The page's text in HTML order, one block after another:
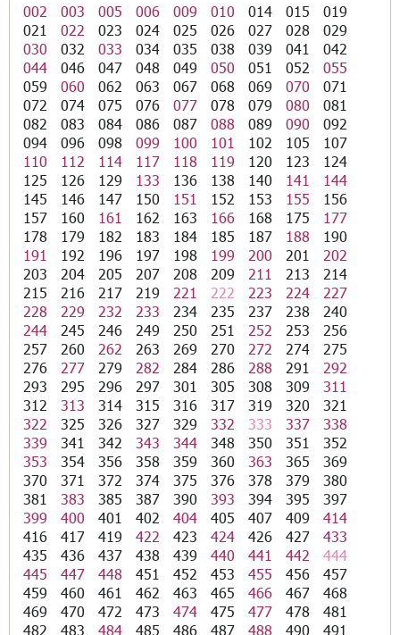
002
003 005 006 009 010 014 015
019
021
022 023 024 025 026 027 028
029
030
032 033 034 035 038 039 041
042
044
046 047 048 049 050 051 052
055
059
060 062 063 067 068 069 070
071
072
074 075 076 077 078 079 080
081
082
083 084 086 087 088 089 090
092
094
096 098 099 100 101 102 105
107
110
112 114 117 118 119 120 123
124
125
126 129 133 136 138 140 141
144
145
146 147 150 151 152 153 155
156
157
160 161 162 163 166 168 175
177
178
179 182 183 184 185 187 188
190
191
192 196 197 198 199 200 201
202
203
204 205 207 208 209 211 213
214
215
216 217 219 221 222 223 224
227
228
229 232 233 234 235 237 238
240
244
245 246 249 250 251 252 253
256
257
260 262 263 269 270 272 274
275
276
277 279 282 284 286 288 291
292
293
295 296 297 301 305 308 309
311
312
313 314 315 316 317 319 320
321
322
325 326 327 329 332 333 337
338
339
341 342 343 344 348 350 351
352
353
354 356 358 359 360 363 365
369
370
371 372 374 375 376 378 379
380
381
383 385 387 390 393 394 395
397
399
400 401 402 404 405 407 409
414
416
417 419 422 423 424 426 427
433
435
436 437 438 439 440 441 442
444
445
447 448 451 452 453 455 456
457
459
460 461 462 463 465 466 467
468
469
470 472 473 474 475 477 478
481
482
483 484 485 486 487 488 490
491